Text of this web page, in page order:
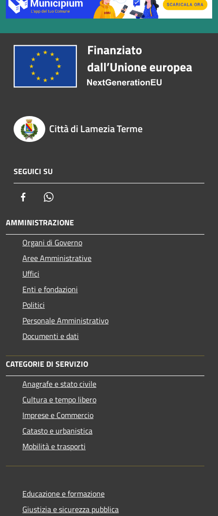
Città di Lamezia Terme
SEGUICI SU
Facebook
AMMINISTRAZIONE
Organi di Governo
Aree Amministrative
Uffici
Enti e fondazioni
Politici
Personale Amministrativo
Documenti e dati
CATEGORIE DI SERVIZIO
Anagrafe e stato civile
Cultura e tempo libero
Imprese e Commercio
Catasto e urbanistica
Mobilità e trasporti
Educazione e formazione
Giustizia e sicurezza pubblica